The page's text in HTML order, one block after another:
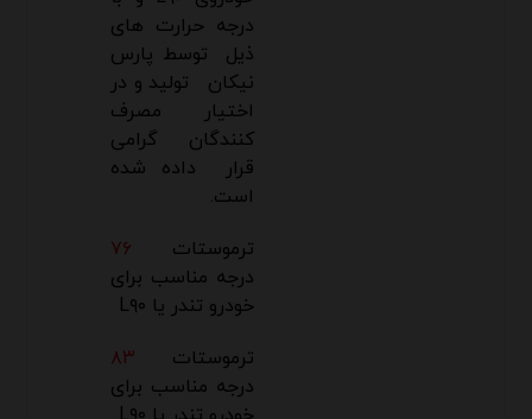
درجه حرارت های
ذیل توسط پارس
نیکان تولید و در
اختیار مصرف
کنندگان گرامی
قرار داده شده
است.
ترموستات ۷۶
درجه مناسب برای
خودرو تندر یا L۹۰
ترموستات ۸۳
درجه مناسب برای